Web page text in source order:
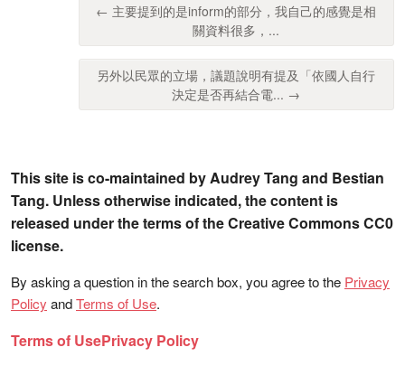
← 主要提到的是inform的部分，我自己的感覺是相
關資料很多，...
另外以民眾的立場，議題說明有提及「依國人自行
決定是否再結合電... →
This site is co-maintained by Audrey Tang and Bestian
Tang. Unless otherwise indicated, the content is
released under the terms of the Creative Commons CC0
license.
By asking a question in the search box, you agree to the Privacy
Policy andTerms of Use.
Terms of UsePrivacy Policy